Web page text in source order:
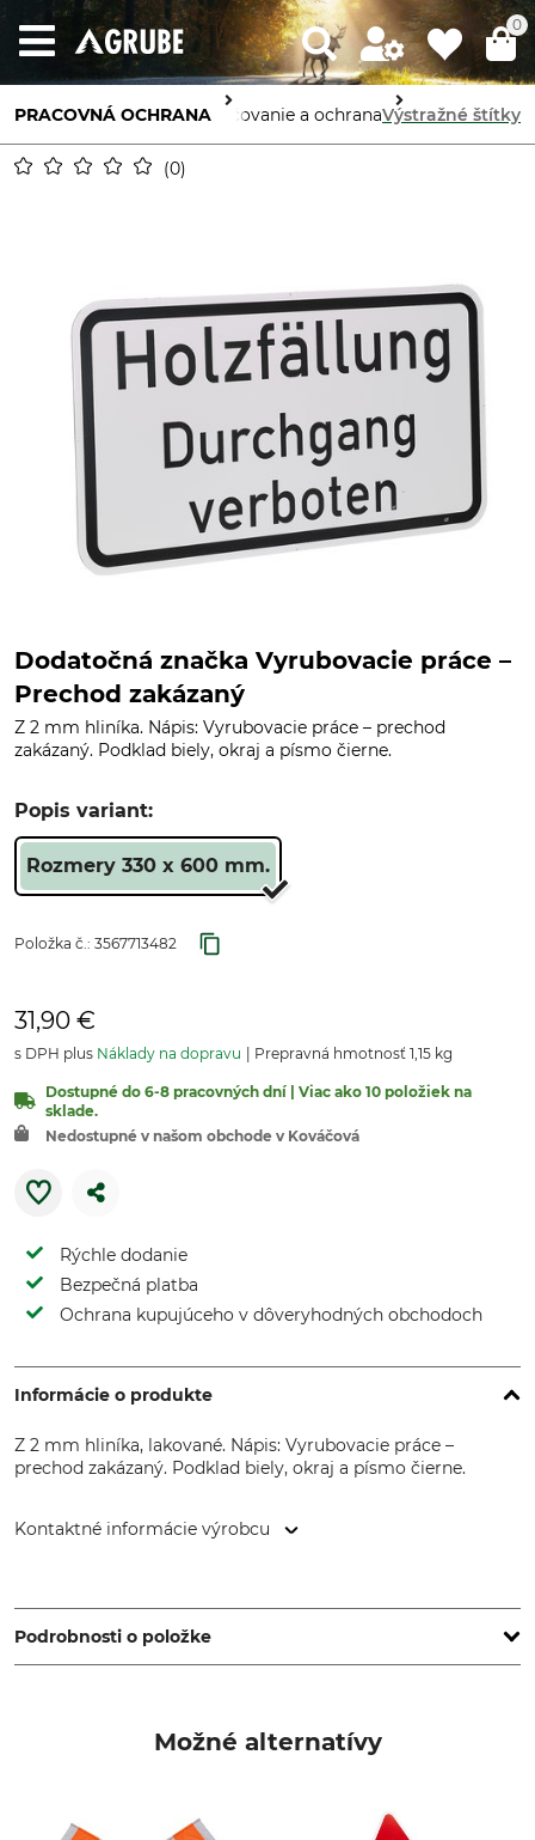
0
PRACOVNÁ OCHRANAOznačovanie a ochranaVýstražné štítky
0
Dodatočná značka Vyrubovacie práce –
Prechod zakázaný
Z 2 mm hliníka. Nápis: Vyrubovacie práce – prechod
zakázaný. Podklad biely, okraj a písmo čierne.
Popis variant:
Rozmery 330 x 600 mm.
Položka č.: 3567713482
31,90 €
s DPH plus Náklady na dopravu Prepravná hmotnosť 1,15 kg
Dostupné do 6-8 pracovných dní | Viac ako 10 položiek na
sklade.
Nedostupné v našom obchode v Kováčová
Rýchle dodanie
Bezpečná platba
Ochrana kupujúceho v dôveryhodných obchodoch
Informácie o produkte
Z 2 mm hliníka, lakované. Nápis: Vyrubovacie práce –
prechod zakázaný. Podklad biely, okraj a písmo čierne.
Kontaktné informácie výrobcu
Parchim, Germany, www.max-jacob.de
Podrobnosti o položke
Možné alternatívy